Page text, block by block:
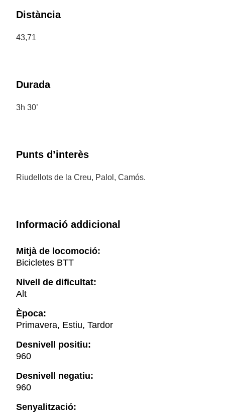
Distància
43,71
Durada
3h 30’
Punts d’interès
Riudellots de la Creu, Palol, Camós.
Informació addicional
Mitjà de locomoció:
Bicicletes BTT
Nivell de dificultat:
Alt
Època:
Primavera, Estiu, Tardor
Desnivell positiu:
960
Desnivell negatiu:
960
Senyalització: